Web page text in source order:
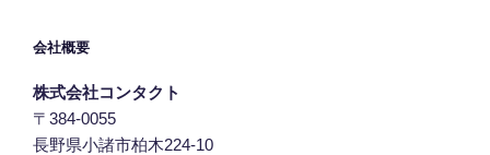
会社概要
株式会社コンタクト
〒384-0055
長野県小諸市柏木224-10